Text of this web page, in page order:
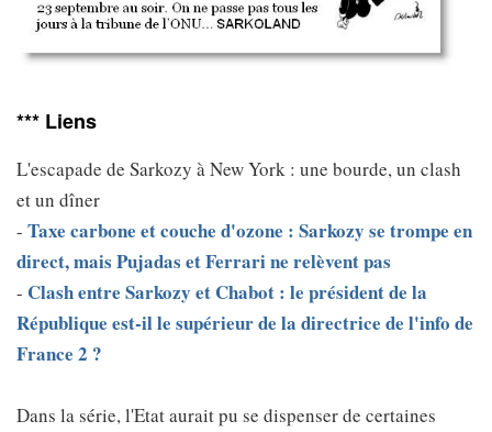
*** Liens
L'escapade de Sarkozy à New York : une bourde, un clash
et un dîner
- Taxe carbone et couche d'ozone : Sarkozy se trompe en
direct, mais Pujadas et Ferrari ne relèvent pas
- Clash entre Sarkozy et Chabot : le président de la
République est-il le supérieur de la directrice de l'info de
France 2 ?
Dans la série, l'Etat aurait pu se dispenser de certaines